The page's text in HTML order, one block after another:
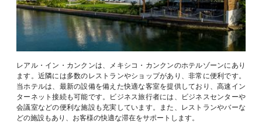
レアル・イン・カンクンは、メキシコ・カンクンのホテルゾーンにあり
ます。近隣には多数のレストランやショップがあり、非常に便利です。
当ホテルは、最新の設備を備えた快適な客室を提供しており、高速イン
ターネット接続も可能です。ビジネス旅行者には、ビジネスセンターや
会議室などの便利な施設も充実しています。また、レストランやバーな
どの施設もあり、お客様の快適な滞在をサポートします。